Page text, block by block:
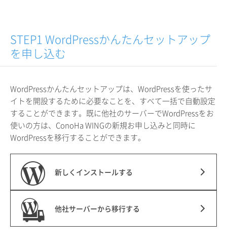
STEP1 WordPressかんたんセットアップ
を申し込む
WordPressかんたんセットアップは、WordPressを使ったサ
イトを開設するために必要なことを、すべて一括で自動設定
することができます。既に他社のサーバーでWordPressをお
使いの方は、ConoHa WINGの新規お申し込みと同時に
WordPressを移行することができます。
新しくインストールする
他社サーバーから移行する